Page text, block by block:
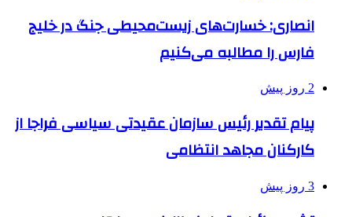
انصاری: خسارت‌های زیست‌محیطی جنگ در خلیج
فارس را مطالبه‌ می‌کنیم
2 روز پیش
پیام تقدیر رئیس سازمان عقیدتی سیاسی فراجا از
کارکنان مجاهد انتظامی
3 روز پیش